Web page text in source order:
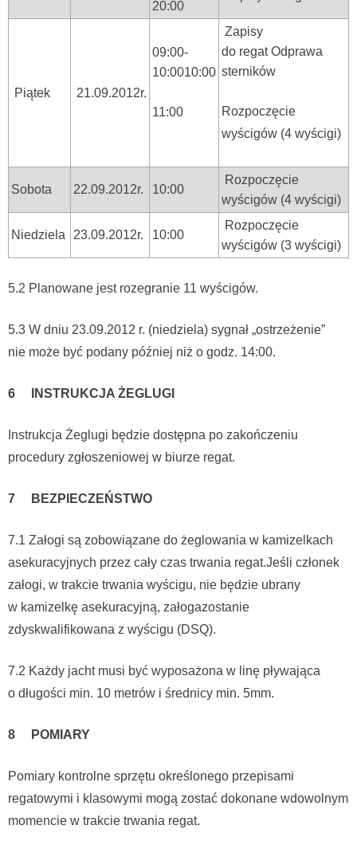
20:00
Piątek 21.09.2012r.
09:00-
10:0010:00
11:00
Zapisy
do regat Odprawa
sterników
Rozpoczęcie
wyścigów (4 wyścigi)
Sobota 22.09.2012r. 10:00
Rozpoczęcie
wyścigów (4 wyścigi)
Niedziela 23.09.2012r. 10:00
Rozpoczęcie
wyścigów (3 wyścigi)
5.2 Planowane jest rozegranie 11 wyścigów.
5.3 W dniu 23.09.2012 r. (niedziela) sygnał „ostrzeżenie”
nie może być podany później niż o godz. 14:00.
6 INSTRUKCJA ŻEGLUGI
Instrukcja Żeglugi będzie dostępna po zakończeniu
procedury zgłoszeniowej w biurze regat.
7 BEZPIECZEŃSTWO
7.1 Załogi są zobowiązane do żeglowania w kamizelkach
asekuracyjnych przez cały czas trwania regat.Jeśli członek
załogi, w trakcie trwania wyścigu, nie będzie ubrany
w kamizelkę asekuracyjną, załogazostanie
zdyskwalifikowana z wyścigu (DSQ).
7.2 Każdy jacht musi być wyposażona w linę pływająca
o długości min. 10 metrów i średnicy min. 5mm.
8 POMIARY
Pomiary kontrolne sprzętu określonego przepisami
regatowymi i klasowymi mogą zostać dokonane wdowolnym
momencie w trakcie trwania regat.